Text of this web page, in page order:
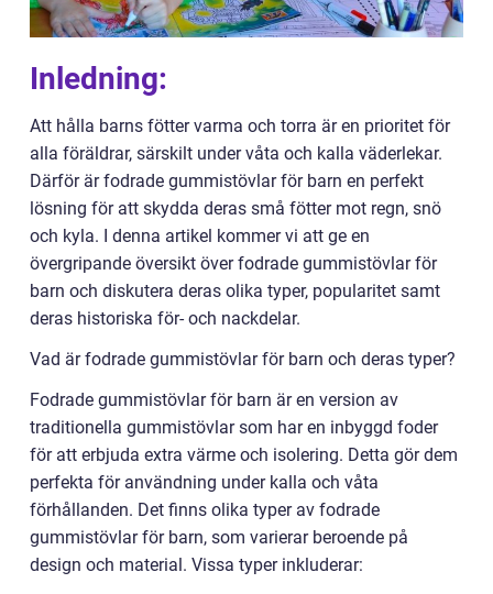
Inledning:
Att hålla barns fötter varma och torra är en prioritet för
alla föräldrar, särskilt under våta och kalla väderlekar.
Därför är fodrade gummistövlar för barn en perfekt
lösning för att skydda deras små fötter mot regn, snö
och kyla. I denna artikel kommer vi att ge en
övergripande översikt över fodrade gummistövlar för
barn och diskutera deras olika typer, popularitet samt
deras historiska för- och nackdelar.
Vad är fodrade gummistövlar för barn och deras typer?
Fodrade gummistövlar för barn är en version av
traditionella gummistövlar som har en inbyggd foder
för att erbjuda extra värme och isolering. Detta gör dem
perfekta för användning under kalla och våta
förhållanden. Det finns olika typer av fodrade
gummistövlar för barn, som varierar beroende på
design och material. Vissa typer inkluderar: